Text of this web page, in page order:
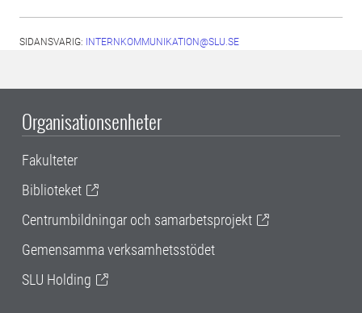
SIDANSVARIG: INTERNKOMMUNIKATION@SLU.SE
Organisationsenheter
Fakulteter
Biblioteket
Centrumbildningar och samarbetsprojekt
Gemensamma verksamhetsstödet
SLU Holding